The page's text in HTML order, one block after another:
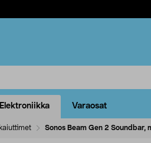
Elektroniikka Varaosat
Sonos Beam Gen 2 Soundbar,